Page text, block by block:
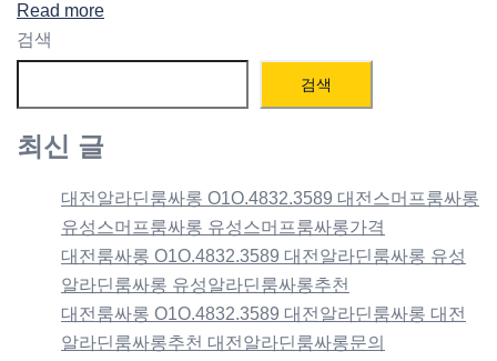
Share
Read more
검색
검색
최신 글
대전알라딘룸싸롱 O1O.4832.3589 대전스머프룸싸롱
유성스머프룸싸롱 유성스머프룸싸롱가격
대전룸싸롱 O1O.4832.3589 대전알라딘룸싸롱 유성
알라딘룸싸롱 유성알라딘룸싸롱추천
대전룸싸롱 O1O.4832.3589 대전알라딘룸싸롱 대전
알라딘룸싸롱추천 대전알라딘룸싸롱문의